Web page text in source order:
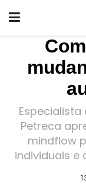
Petreca
mindflow
individuais e